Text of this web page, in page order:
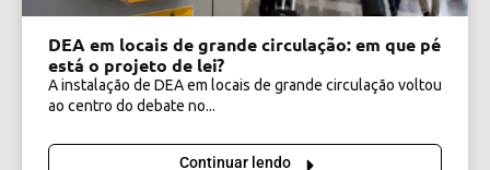
DEA em locais de grande circulação: em que pé
está o projeto de lei?
A instalação de DEA em locais de grande circulação voltou
ao centro do debate no...
Continuar lendo